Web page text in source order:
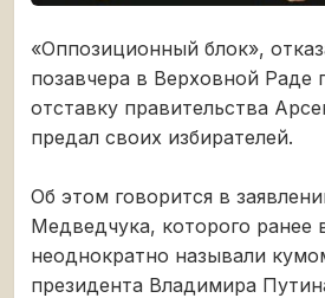
«Оппозиционный блок»,
позавчера в Верховной Раде
отставку правительства
предал своих избирателей.
Об этом говорится в
Медведчука, которого ранее
неоднократно называли
президента Владимира